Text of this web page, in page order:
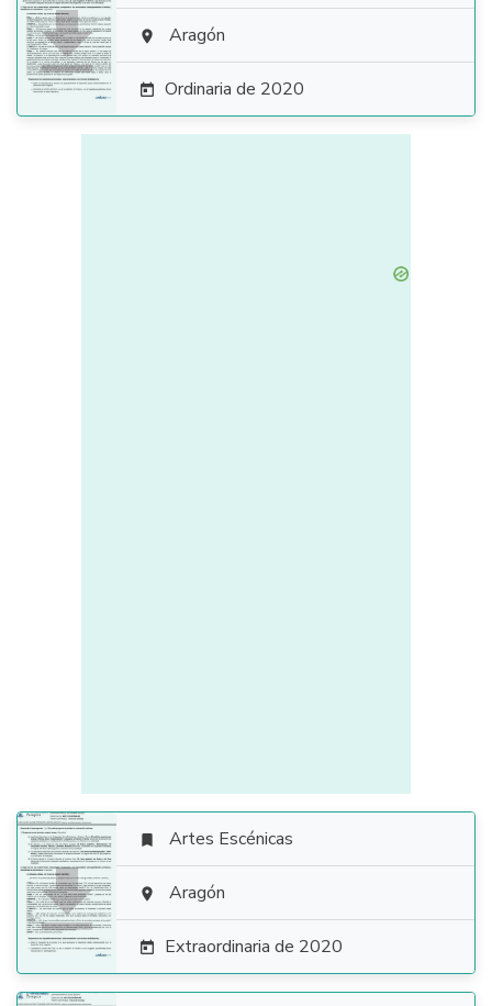
  Aragón
 Ordinaria de 2020

 Artes Escénicas
 Aragón
 Extraordinaria de 2020